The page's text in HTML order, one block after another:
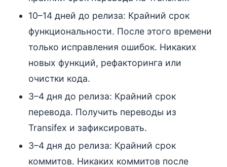
10–14 дней до релиза: Крайний срок
функциональности. После этого времени
только исправления ошибок. Никаких
новых функций, рефакторинга или
очистки кода.
3–4 дня до релиза: Крайний срок
перевода. Получить переводы из
Transifex и зафиксировать.
3–4 дня до релиза: Крайний срок
коммитов. Никаких коммитов после